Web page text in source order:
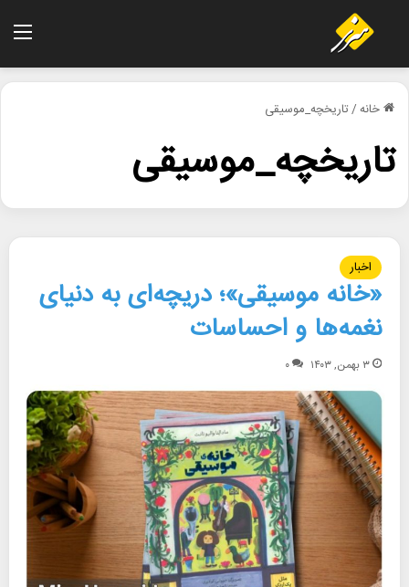
خانه/تاریخچه_موسیقی
تاریخچه_موسیقی
اخبار
«خانه موسیقی»؛ دریچه‌ای به دنیای
نغمه‌ها و احساسات
۳ بهمن, ۱۴۰۳ ۰